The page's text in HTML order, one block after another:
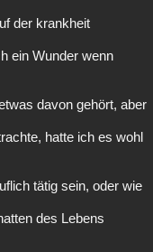
der krankheit
ein Wunder wenn
davon gehört, aber
hatte ich es wohl
tätig sein, oder wie
des Lebens